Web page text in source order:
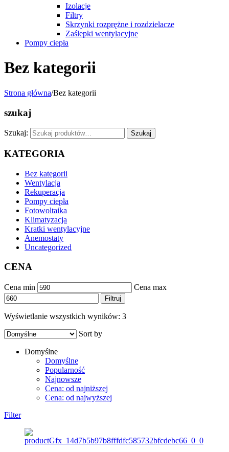
Izolacje
Filtry
Skrzynki rozprężne i rozdzielacze
Zaślepki wentylacyjne
Pompy ciepła
Bez kategorii
Strona główna/Bez kategorii
szukaj
Szukaj: Szukaj
KATEGORIA
Bez kategorii
Wentylacja
Rekuperacja
Pompy ciepła
Fotowoltaika
Klimatyzacja
Kratki wentylacyjne
Anemostaty
Uncategorized
CENA
Cena min Cena max
Filtruj
Wyświetlanie wszystkich wyników: 3
Sort by
Domyślne
Domyślne
Popularność
Najnowsze
Cena: od najniższej
Cena: od najwyższej
Filter